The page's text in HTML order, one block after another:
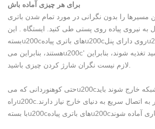
برای هر چیزی آماده باش
مسیرها را بدون نگرانی در مورد تمام شدن باتری
به نیروی پیاده روی پستی طی کنید. ایستگاه . این
بستهu200cهای باتری پیادهu200cروی دارای پنلu200cهای خورشیدی
هستند، بنابراین میu200cتوانند توسط خورشید تغذیه شوند، بنابراین '
لازم نیست نگران شارژ کردن چیزی باشید.
حتی کوهنوردانی که میu200cخواهند کاملاً از شبکه خارج شوند باید
راهu200cحلی داشته باشند، اگر به اتصال سریع به دنیای خارج نیاز دارند.